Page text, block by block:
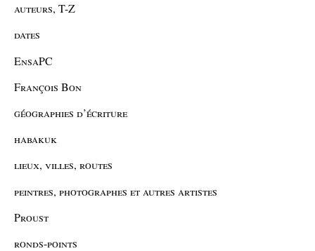
auteurs, T-Z
dates
EnsaPC
François Bon
géographies d’écriture
habakuk
lieux, villes, routes
peintres, photographes et autres artistes
Proust
ronds-points